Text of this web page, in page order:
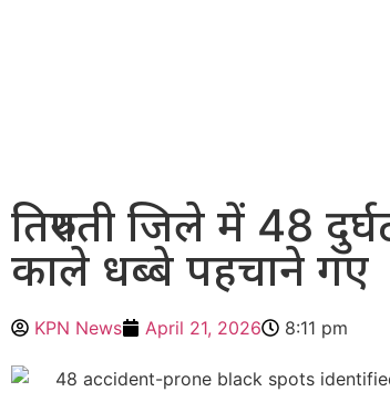
तिरुपती जिले में 48
काले धब्बे पहचाने गए
KPN News April 21, 2026 8:11 pm